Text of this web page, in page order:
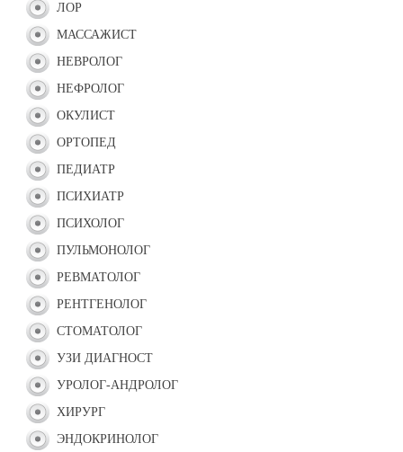
ЛОР
МАССАЖИСТ
НЕВРОЛОГ
НЕФРОЛОГ
ОКУЛИСТ
ОРТОПЕД
ПЕДИАТР
ПСИХИАТР
ПСИХОЛОГ
ПУЛЬМОНОЛОГ
РЕВМАТОЛОГ
РЕНТГЕНОЛОГ
СТОМАТОЛОГ
УЗИ ДИАГНОСТ
УРОЛОГ-АНДРОЛОГ
ХИРУРГ
ЭНДОКРИНОЛОГ